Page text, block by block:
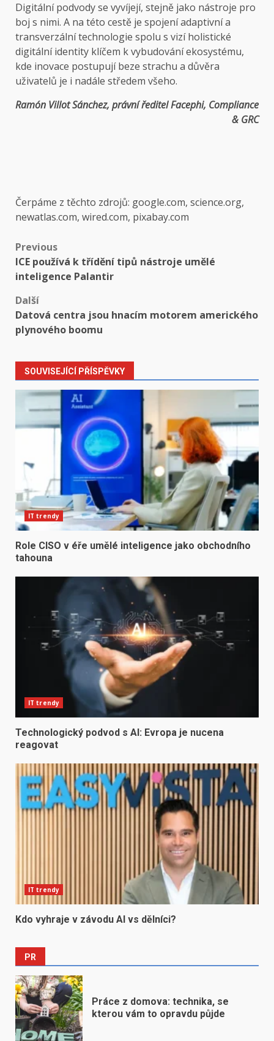
Digitální podvody se vyvíjejí, stejně jako nástroje pro
boj s nimi. A na této cestě je spojení adaptivní a
transverzální technologie spolu s vizí holistické
digitální identity klíčem k vybudování ekosystému,
kde inovace postupují beze strachu a důvěra
uživatelů je i nadále středem všeho.
Ramón Villot Sánchez, právní ředitel Facephi, Compliance
& GRC
Čerpáme z těchto zdrojů: google.com, science.org,
newatlas.com, wired.com, pixabay.com
Post
navigation
Previous
ICE používá k třídění tipů nástroje umělé
inteligence Palantir
Další
Datová centra jsou hnacím motorem amerického
plynového boomu
SOUVISEJÍCÍ PŘÍSPĚVKY
IT trendy
Role CISO v éře umělé inteligence jako obchodního
tahouna
IT trendy
Technologický podvod s AI: Evropa je nucena
reagovat
IT trendy
Kdo vyhraje v závodu AI vs dělníci?
PR
Práce z domova: technika, se
kterou vám to opravdu půjde